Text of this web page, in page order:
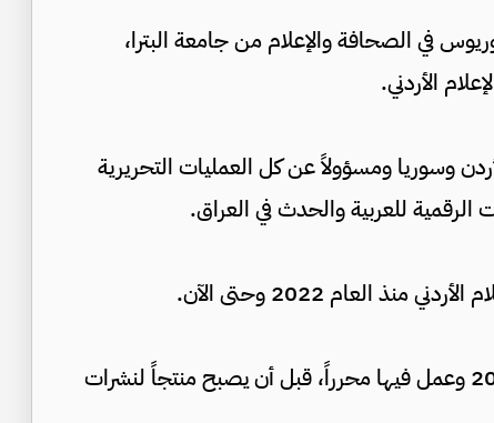
في الصحافة والإعلام من جامعة البترا،
الأردني.
وسوريا ومسؤولاً عن كل العمليات التحريرية
الرقمية للعربية والحدث في العراق.
العام 2022 وحتى الآن.
* التحق بقناة العربية في مقرها الرئيسي عام 2010 وعمل فيها محرراً، قبل أن يصبح منتجاً لنشرات